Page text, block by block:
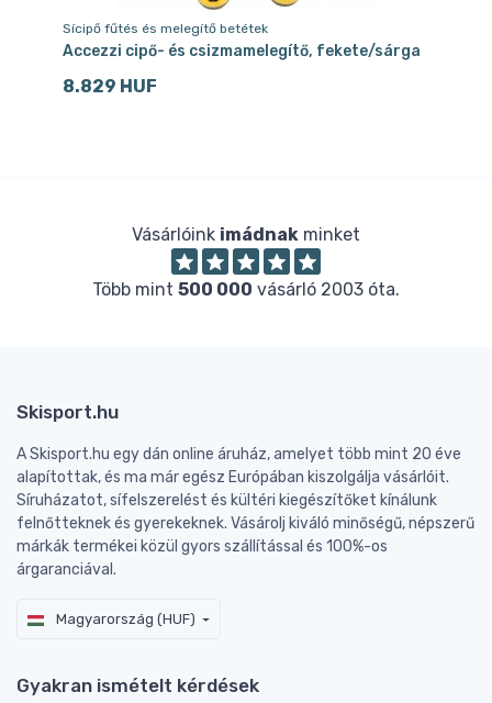
Sícipő fűtés és melegítő betétek
Accezzi cipő- és csizmamelegítő, fekete/sárga
8.829 HUF
Vásárlóink imádnak minket
Több mint 500 000 vásárló 2003 óta.
Skisport.hu
A Skisport.hu egy dán online áruház, amelyet több mint 20 éve
alapítottak, és ma már egész Európában kiszolgálja vásárlóit.
Síruházatot, sífelszerelést és kültéri kiegészítőket kínálunk
felnőtteknek és gyerekeknek. Vásárolj kiváló minőségű, népszerű
márkák termékei közül gyors szállítással és 100%-os
árgaranciával.
Magyarország (HUF)
Gyakran ismételt kérdések